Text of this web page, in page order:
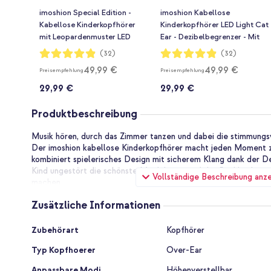
imoshion Special Edition -
Kabellose Kinderkopfhörer
mit Leopardenmuster LED
Light Cat Ear -
Dezibelbegrenzer - Mit AUX-
kabel - Leopard
Bewertung:
97%
(32)
Preisempfehlung49,99 €
29,99 €
imoshion Kabellose
Kinderkopfhörer LED Light Cat
Ear - Dezibelbegrenzer - Mit
AUX-Kabel - Lavender Lilac
Bewertung:
97%
(32)
Preisempfehlung49,99 €
29,99 €
Produktbeschreibung
Vollständige Beschreibung
Musik hören, durch das Zimmer tanzen und dabei die
Der imoshion kabellose Kinderkopfhörer macht jeden Moment
kombiniert spielerisches Design mit sicherem Klang dank der
Kind ungestört die schönste Musik hören; auf der Rückbank,
Sicherer Klang für junge Ohren
Weise. So muss die Lautstärke nicht erhöht werden, um
Ohren. Die Lautstärke lässt sich einfach über die Knöpfe an der
Zusätzliche Informationen
Zusätzliche
Zubehörart
Kopfhörer
Typ Kopfhoerer
Over-Ear